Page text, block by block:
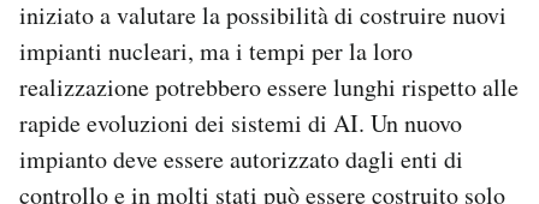
iniziato a valutare la possibilità di costruire nuovi
impianti nucleari, ma i tempi per la loro
realizzazione potrebbero essere lunghi rispetto alle
rapide evoluzioni dei sistemi di AI. Un nuovo
impianto deve essere autorizzato dagli enti di
controllo e in molti stati può essere costruito solo